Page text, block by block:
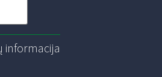
informacija